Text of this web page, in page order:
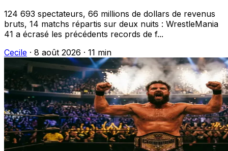
124 693 spectateurs, 66 millions de dollars de revenus
bruts, 14 matchs répartis sur deux nuits : WrestleMania
41 a écrasé les précédents records de f...
Cecile · 8 août 2026 · 11 min